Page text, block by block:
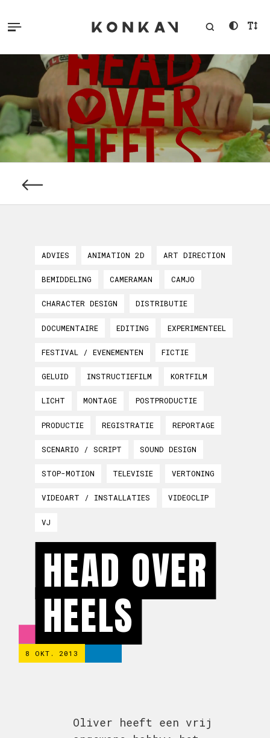
ADVIES ANIMATION 2D ART DIRECTION
BEMIDDELING CAMERAMAN CAMJO
CHARACTER DESIGN DISTRIBUTIE
DOCUMENTAIRE EDITING EXPERIMENTEEL
FESTIVAL / EVENEMENTEN FICTIE
GELUID INSTRUCTIEFILM KORTFILM
LICHT MONTAGE POSTPRODUCTIE
PRODUCTIE REGISTRATIE REPORTAGE
SCENARIO / SCRIPT SOUND DESIGN
STOP-MOTION TELEVISIE VERTONING
VIDEOART / INSTALLATIES VIDEOCLIP
VJ
HEAD OVER
HEELS
8 OKT. 2013
Oliver heeft een vrij